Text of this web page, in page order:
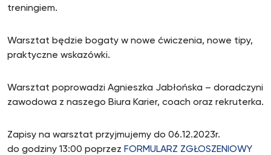
treningiem.
Warsztat będzie bogaty w nowe ćwiczenia, nowe tipy,
praktyczne wskazówki.
Warsztat poprowadzi Agnieszka Jabłońska – doradczyni
zawodowa z naszego Biura Karier, coach oraz rekruterka.
Zapisy na warsztat przyjmujemy do 06.12.2023r.
do godziny 13:00 poprzez FORMULARZ ZGŁOSZENIOWY